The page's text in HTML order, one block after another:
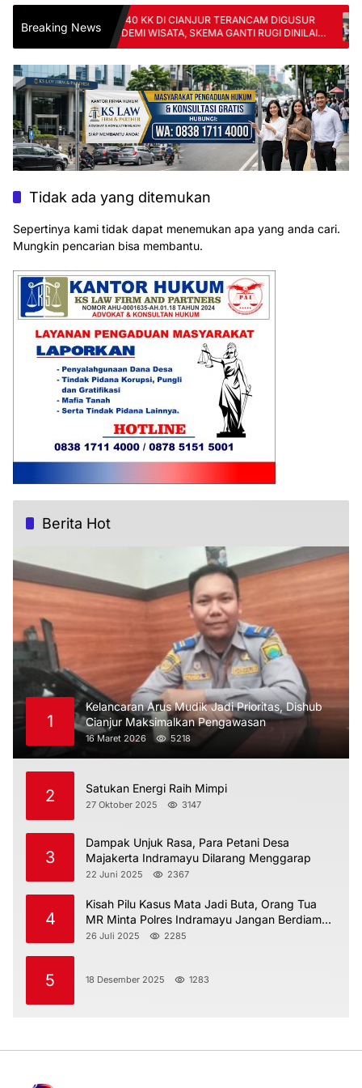
Breaking News140 KK DI CIANJUR TERANCAM DIGUSUR
DEMI WISATA, SKEMA GANTI RUGI DINILAI
TAK ADIL
Tidak ada yang ditemukan
Sepertinya kami tidak dapat menemukan apa yang anda cari.
Mungkin pencarian bisa membantu.
Berita Hot
1
Kelancaran Arus Mudik Jadi Prioritas, Dishub
Cianjur Maksimalkan Pengawasan
16 Maret 2026 5218
2 Satukan Energi Raih Mimpi
27 Oktober 2025 3147
3
Dampak Unjuk Rasa, Para Petani Desa
Majakerta Indramayu Dilarang Menggarap
22 Juni 2025 2367
4
Kisah Pilu Kasus Mata Jadi Buta, Orang Tua
MR Minta Polres Indramayu Jangan Berdiam
Diri
26 Juli 2025 2285
5 18 Desember 2025 1283